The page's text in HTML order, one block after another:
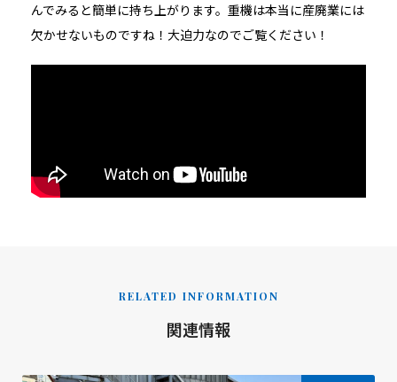
んでみると簡単に持ち上がります。重機は本当に産廃業には
欠かせないものですね！大迫力なのでご覧ください！
RELATED INFORMATION
関連情報